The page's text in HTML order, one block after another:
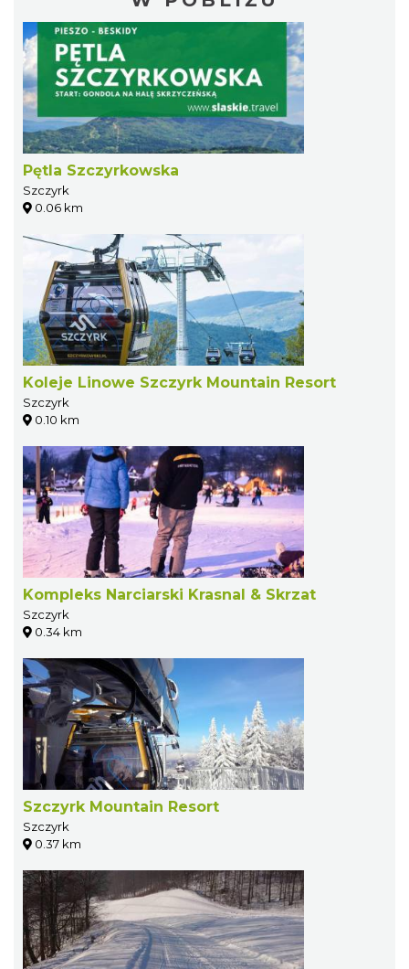
Pętla Szczyrkowska
Szczyrk
0.06 km
Koleje Linowe Szczyrk Mountain Resort
Szczyrk
0.10 km
Kompleks Narciarski Krasnal & Skrzat
Szczyrk
0.34 km
Szczyrk Mountain Resort
Szczyrk
0.37 km